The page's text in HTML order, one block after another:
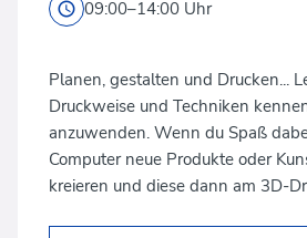
09:00–14:00 Uhr
Planen, gestalten und Drucken...
Druckweise und Techniken
anzuwenden. Wenn du Spaß
Computer neue Produkte oder
kreieren und diese dann am 3D-